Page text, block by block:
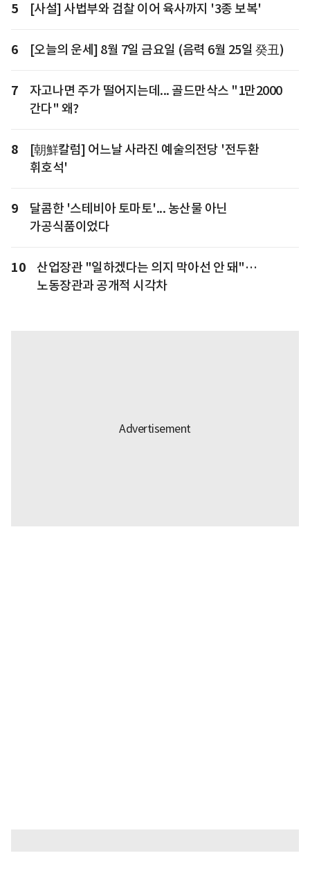
5 [사설] 사법부와 검찰 이어 육사까지 '3종 보복'
6 [오늘의 운세] 8월 7일 금요일 (음력 6월 25일 癸丑)
7
자고나면 주가 떨어지는데... 골드만삭스 "1만2000
간다" 왜?
8
[朝鮮칼럼] 어느날 사라진 예술의전당 '전두환
휘호석'
9
달콤한 '스테비아 토마토'... 농산물 아닌
가공식품이었다
10
산업장관 "일하겠다는 의지 막아선 안 돼"…
노동장관과 공개적 시각차